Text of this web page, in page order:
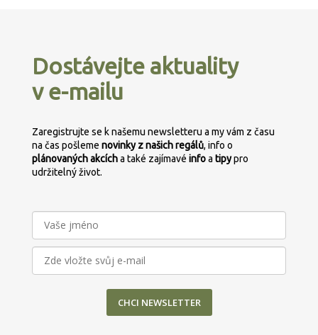
p
r
v
ý
p
u
Dostávejte aktuality
v e-mailu
Zaregistrujte se k našemu newsletteru a my vám z času
na čas pošleme novinky z našich regálů, info o
plánovanýchakcícha také zajímavé infoa tipypro
udržitelný život.
CHCI NEWSLETTER